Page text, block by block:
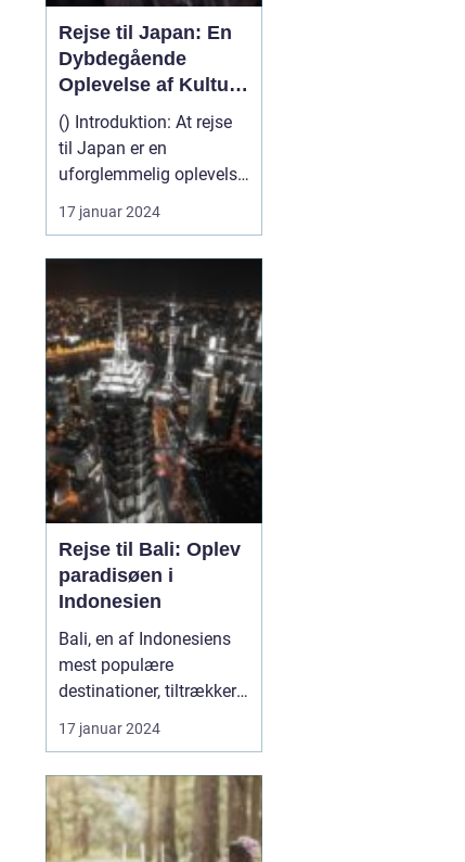
Rejse til Japan: En
Dybdegående
Oplevelse af Kultur
og Historie
() Introduktion: At rejse
til Japan er en
uforglemmelig oplevelse,
der tilfredsstiller enhver
eventyrlystens sjæl.
overvældende historie
og betagende
naturlandskaber. Uanset
om du er interesseret i de
majestætisk...
17 januar 2024
Rejse til Bali: Oplev
paradisøen i
Indonesien
Bali, en af Indonesiens
mest populære
destinationer, tiltrækker
år efter år et utal af
rejsende og
ønsker at udforske
denne tropiske perle.
Med sine betagende
17 januar 2024